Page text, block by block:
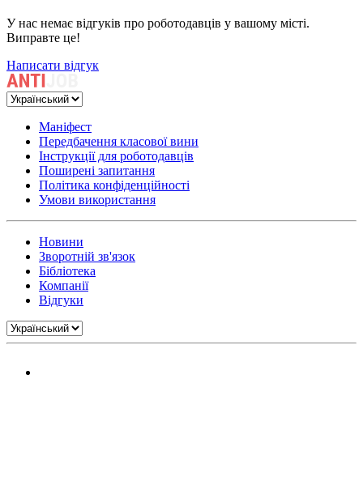
У нас немає відгуків про роботодавців у вашому місті.
Виправте це!
Написати відгук
Маніфест
Передбачення класової вини
Інструкції для роботодавців
Поширені запитання
Політика конфіденційності
Умови використання
Новини
Зворотній зв'язок
Бібліотека
Компанії
Відгуки